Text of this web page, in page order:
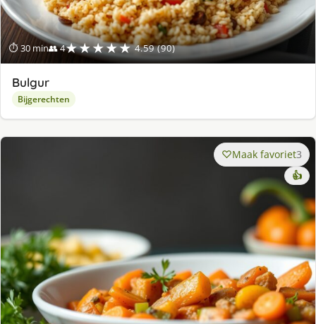
⏱ 30 min👥 4★★★★★ 4.59 (90)
Bulgur
Bijgerechten
Maak favoriet3
👍